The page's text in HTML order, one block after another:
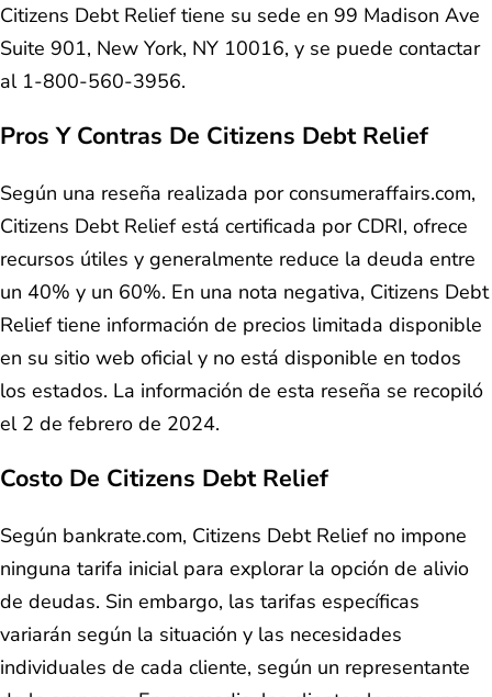
Citizens Debt Relief tiene su sede en 99 Madison Ave
Suite 901, New York, NY 10016, y se puede contactar
al 1-800-560-3956.
Pros Y Contras De Citizens Debt Relief
Según una reseña realizada por consumeraffairs.com,
Citizens Debt Relief está certificada por CDRI, ofrece
recursos útiles y generalmente reduce la deuda entre
un 40% y un 60%. En una nota negativa, Citizens Debt
Relief tiene información de precios limitada disponible
en su sitio web oficial y no está disponible en todos
los estados. La información de esta reseña se recopiló
el 2 de febrero de 2024.
Costo De Citizens Debt Relief
Según bankrate.com, Citizens Debt Relief no impone
ninguna tarifa inicial para explorar la opción de alivio
de deudas. Sin embargo, las tarifas específicas
variarán según la situación y las necesidades
individuales de cada cliente, según un representante